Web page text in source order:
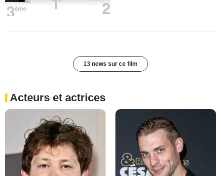
13 news sur ce film
Acteurs et actrices